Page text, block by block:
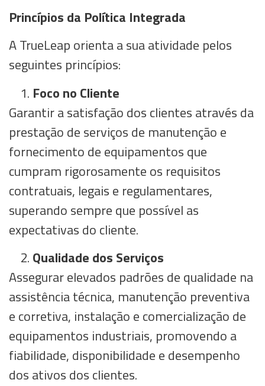
Princípios da Política Integrada
A TrueLeap orienta a sua atividade pelos
seguintes princípios:
Foco no Cliente
Garantir a satisfação dos clientes através da
prestação de serviços de manutenção e
fornecimento de equipamentos que
cumpram rigorosamente os requisitos
contratuais, legais e regulamentares,
superando sempre que possível as
expectativas do cliente.
Qualidade dos Serviços
Assegurar elevados padrões de qualidade na
assistência técnica, manutenção preventiva
e corretiva, instalação e comercialização de
equipamentos industriais, promovendo a
fiabilidade, disponibilidade e desempenho
dos ativos dos clientes.